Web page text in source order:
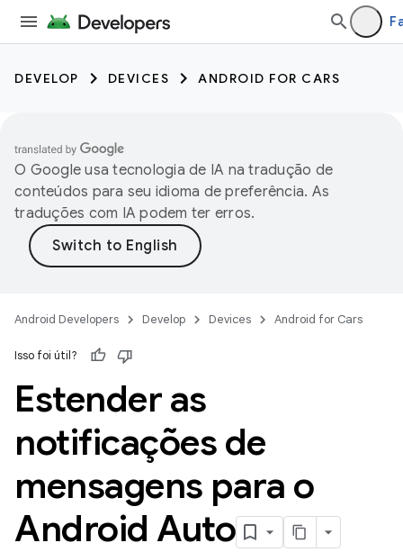
DEVELOP DEVICES ANDROID FOR CARS
O Google usa tecnologia de IA na tradução de
conteúdos para seu idioma de preferência. As
traduções com IA podem ter erros.
Android Developers Develop Devices Android for Cars
Isso foi útil?
Estender as
notificações de
mensagens para o
Android Auto